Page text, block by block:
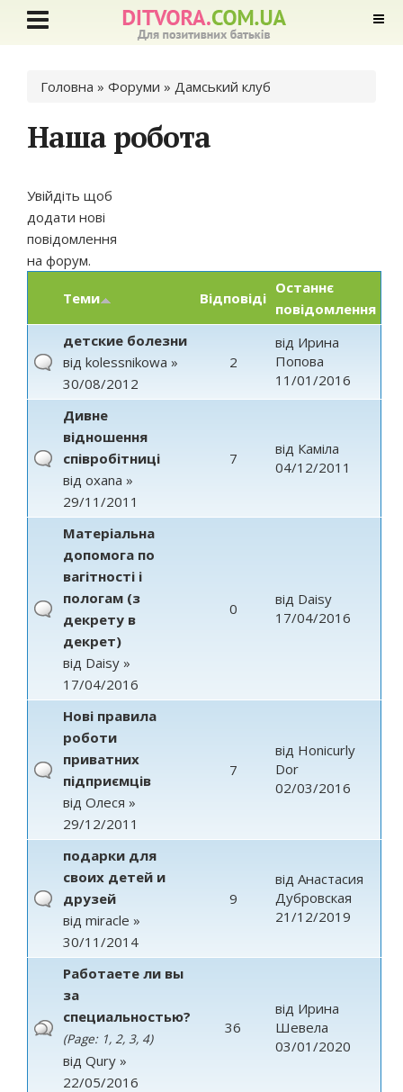
Ви є тут
Головна » Форуми » Дамський клуб
Наша робота
Увійдіть щоб
додати нові
повідомлення
на форум.
Теми Відповіді
Останнє
повідомлення
детские болезни
від kolessnikowa »
30/08/2012
2
від Ирина
Попова
11/01/2016
Дивне
відношення
співробітниці
від oxana »
29/11/2011
7
від Каміла
04/12/2011
Матеріальна
допомога по
вагітності і
пологам (з
декрету в
декрет)
від Daisy »
17/04/2016
0
від Daisy
17/04/2016
Нові правила
роботи
приватних
підприємців
від Олеся »
29/12/2011
7
від Honicurly
Dor
02/03/2016
подарки для
своих детей и
друзей
від miracle »
30/11/2014
9
від Анастасия
Дубровская
21/12/2019
Работаете ли вы
за
специальностью?
(Page: 1, 2, 3, 4)
від Qury »
22/05/2016
36
від Ирина
Шевела
03/01/2020